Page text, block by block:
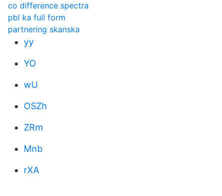
co difference spectra
pbl ka full form
partnering skanska
yy
YO
wU
OSZh
ZRm
Mnb
rXA